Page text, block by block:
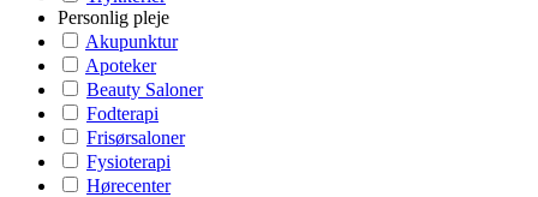
Personlig pleje
Akupunktur
Apoteker
Beauty Saloner
Fodterapi
Frisørsaloner
Fysioterapi
Hørecenter